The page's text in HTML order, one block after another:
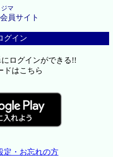
ジマ
員サイト
グイン
ログインができる!!
ドはこちら
定・お忘れの方